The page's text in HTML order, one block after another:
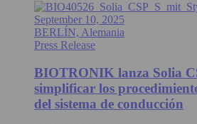
September 10, 2025
BERLÍN, Alemania
Press Release
BIOTRONIK lanza Solia
simplificar los
del sistema de conducción